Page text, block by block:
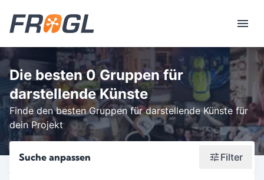
Die besten 0 Gruppen für
darstellende Künste
Finde den besten Gruppen für darstellende Künste für
dein Projekt
Suche anpassen Filter
Wonach suchst du?